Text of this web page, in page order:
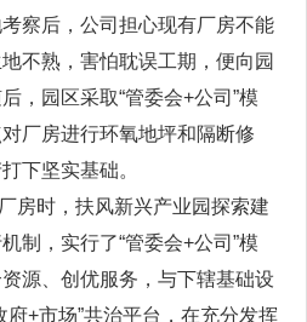
察后，公司担心现有厂房不能
不熟，害怕耽误工期，便向园
，园区采取“管委会+公司”模
厂房进行环氧地坪和隔断修
下坚实基础。
时，扶风新兴产业园探索建
制，实行了“管委会+公司”模
源、创优服务，与下辖基础设
府+市场”共治平台，在充分发挥